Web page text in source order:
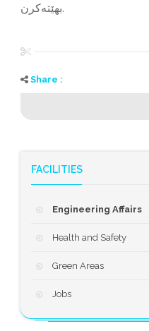
بهێتەکرن.
Share :
FACILITIES
Engineering Affairs
Health and Safety
Green Areas
Jobs